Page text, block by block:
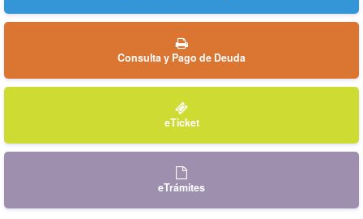
Consulta y Pago de Deuda
eTicket
eTrámites